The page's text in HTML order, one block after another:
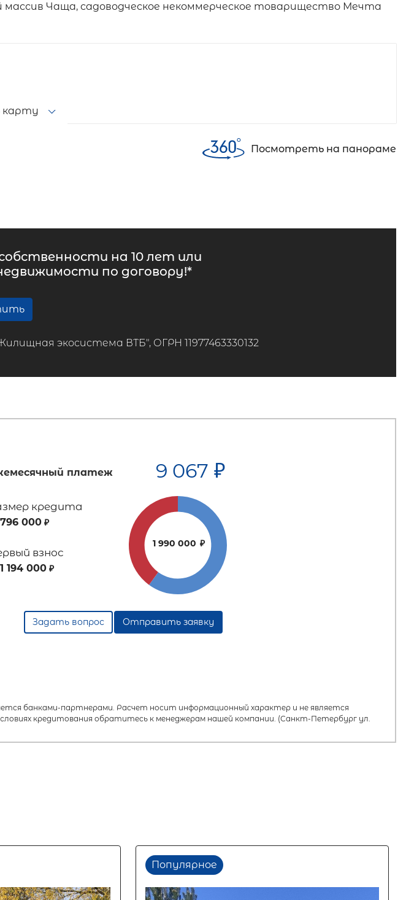
массив Чаща, садоводческое некоммерческое товарищество Мечта
карту
Посмотреть на панораме
на 10 лет или
по договору!*
экосистема ВТБ", ОГРН 11977463330132
платеж
кредита
796 000 ₽
взнос
1 194 000 ₽
9 067 ₽
1 990 000 ₽
Задать вопрос Отправить заявку
банками-партнерами. Расчет носит информационный характер и не является
кредитования обратитесь к менеджерам нашей компании. (Санкт-Петербург ул.
Популярное